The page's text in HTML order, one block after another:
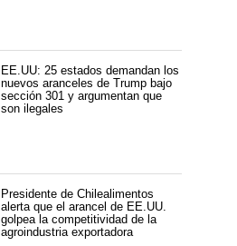
EE.UU: 25 estados demandan los
nuevos aranceles de Trump bajo
sección 301 y argumentan que
son ilegales
Presidente de Chilealimentos
alerta que el arancel de EE.UU.
golpea la competitividad de la
agroindustria exportadora